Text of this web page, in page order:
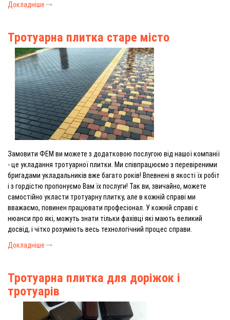
Докладніше
Тротуарна плитка старе місто
Замовити ФЕМ ви можете з додатковою послугою від нашої компанії
- це укладання тротуарної плитки. Ми співпрацюємо з перевіреними
бригадами укладальників вже багато років! Впевнені в якості їх робіт
і з гордістю пропонуємо Вам їх послуги! Так ви, звичайно, можете
самостійно укласти тротуарну плитку, але в кожній справі ми
вважаємо, повинен працювати професіонал. У кожній справі є
нюанси про які, можуть знати тільки фахівці які мають великий
досвід, і чітко розуміють весь технологічний процес справи.
Докладніше
Тротуарна плитка для доріжок і
тротуарів